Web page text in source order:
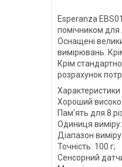
Esperanza
помічником для
Оснащені
вимірювань.
Крім
розрахунок
Характеристики
Хороший
Пам'ять для 8
Одиниця
Діапазон
Точність: 100 г;
Сенсорний